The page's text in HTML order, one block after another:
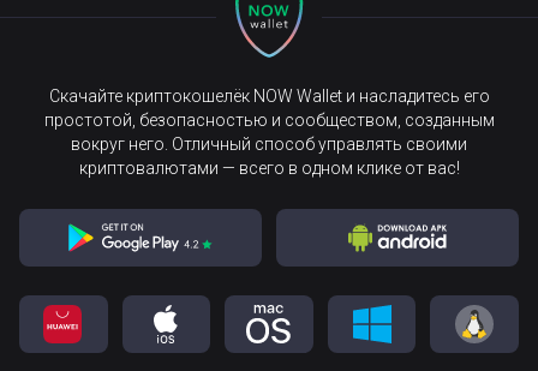
Скачайте криптокошелёк NOW Wallet и насладитесь его
простотой, безопасностью и сообществом, созданным
вокруг него. Отличный способ управлять своими
криптовалютами — всего в одном клике от вас!